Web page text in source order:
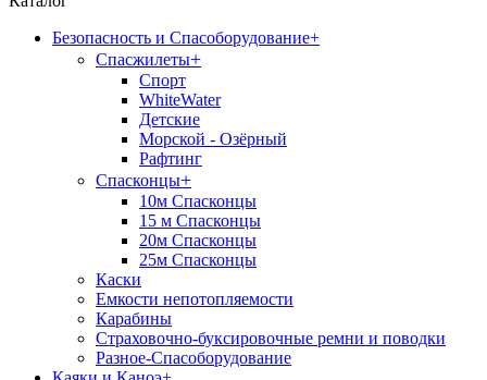
Безопасность и Спасоборудование+
Спасжилеты+
Спорт
WhiteWater
Детские
Морской - Озёрный
Рафтинг
Спасконцы+
10м Спасконцы
15 м Спасконцы
20м Спасконцы
25м Спасконцы
Каски
Емкости непотопляемости
Карабины
Страховочно-буксировочные ремни и поводки
Разное-Спасоборудование